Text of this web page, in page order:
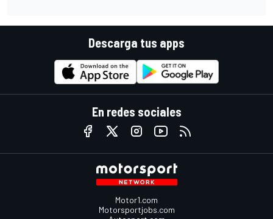
Descarga tus apps
En redes sociales
Motor1.com
Motorsportjobs.com